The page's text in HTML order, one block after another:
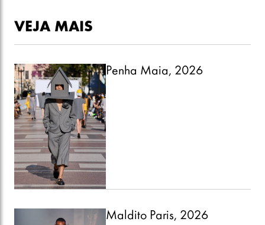
VEJA MAIS
Penha Maia, 2026
Maldito Paris, 2026